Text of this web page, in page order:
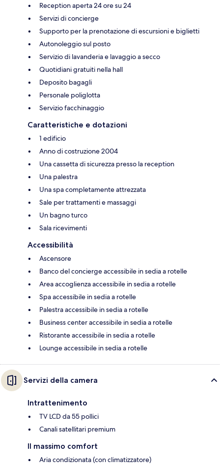
Reception aperta 24 ore su 24
Servizi di concierge
Supporto per la prenotazione di escursioni e biglietti
Autonoleggio sul posto
Servizio di lavanderia e lavaggio a secco
Quotidiani gratuiti nella hall
Deposito bagagli
Personale poliglotta
Servizio facchinaggio
Caratteristiche e dotazioni
1 edificio
Anno di costruzione 2004
Una cassetta di sicurezza presso la reception
Una palestra
Una spa completamente attrezzata
Sale per trattamenti e massaggi
Un bagno turco
Sala ricevimenti
Accessibilità
Ascensore
Banco del concierge accessibile in sedia a rotelle
Area accoglienza accessibile in sedia a rotelle
Spa accessibile in sedia a rotelle
Palestra accessibile in sedia a rotelle
Business center accessibile in sedia a rotelle
Ristorante accessibile in sedia a rotelle
Lounge accessibile in sedia a rotelle
Servizi della camera
Intrattenimento
TV LCD da 55 pollici
Canali satellitari premium
Il massimo comfort
Aria condizionata (con climatizzatore)